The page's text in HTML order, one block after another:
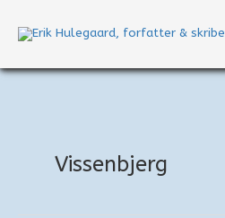
Vissenbjerg